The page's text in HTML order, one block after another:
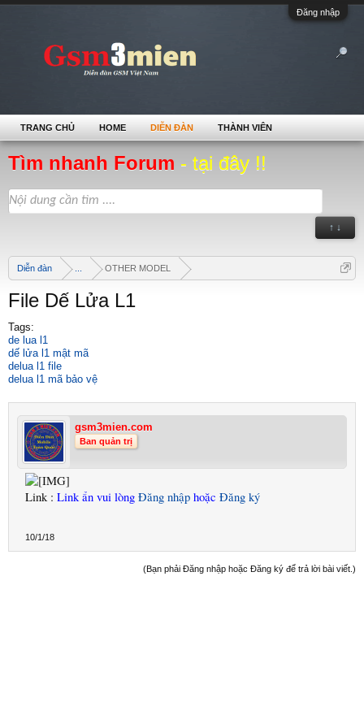
Đăng nhập
Tìm nhanh Forum - tại đây !!
↑ ↓
Diễn đàn OTHER MODEL
File Dế Lửa L1
Tags:
de lua l1
dế lửa l1 mật mã
delua l1 file
delua l1 mã bảo vệ
gsm3mien.com
Ban quản trị
Link : Link ẩn vui lòng Đăng nhập hoặc Đăng ký
10/1/18
(Bạn phải Đăng nhập hoặc Đăng ký để trả lời bài viết.)
TRANG CHỦ HOME DIỄN ĐÀN THÀNH VIÊN